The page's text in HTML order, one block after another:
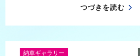
つづきを読む
納車ギャラリー